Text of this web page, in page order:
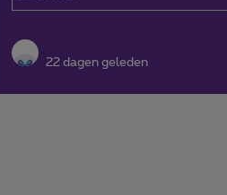
22 dagen geleden